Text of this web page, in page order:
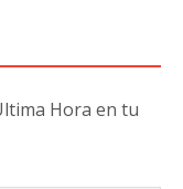
Hora en tu